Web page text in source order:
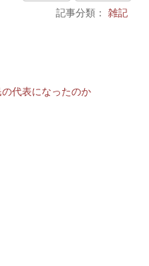
記事分類： 雑記
代表になったのか